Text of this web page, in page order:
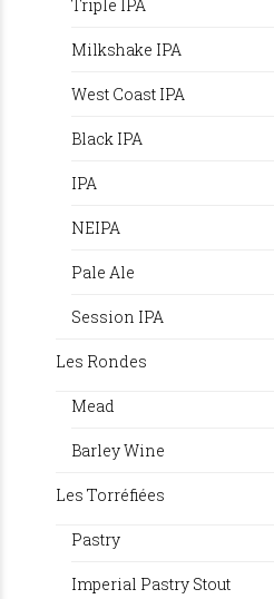
Triple IPA
Milkshake IPA
West Coast IPA
Black IPA
IPA
NEIPA
Pale Ale
Session IPA
Les Rondes
Mead
Barley Wine
Les Torréfiées
Pastry
Imperial Pastry Stout